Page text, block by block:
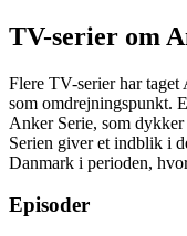
TV-serier om
Flere TV-serier har
som omdrejningspunkt.
Anker Serie, som
Serien giver et indblik i
Danmark i perioden,
Episoder